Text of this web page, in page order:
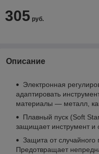
305 руб.
Описание
Электронная
адаптировать
материалы — металл,
Плавный пуск (Soft
защищает инструмент и
Защита от случайного
Предотвращает